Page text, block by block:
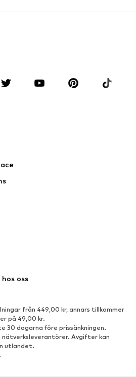
Blusar & tunikor
Populärt
Stövletter
Stövlar
oss
från 449,00 kr, annars tillkommer
på 49,00 kr.
30 dagarna före prissänkningen.
Avgifter kan
utlandet.